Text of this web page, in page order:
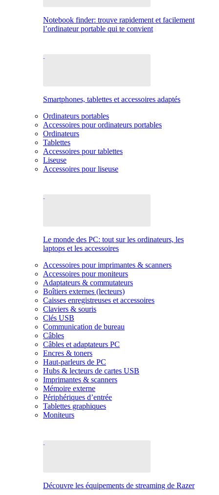
Notebook finder: trouve rapidement et facilement
l’ordinateur portable qui te convient
Smartphones, tablettes et accessoires adaptés
Ordinateurs portables
Accessoires pour ordinateurs portables
Ordinateurs
Tablettes
Accessoires pour tablettes
Liseuse
Accessoires pour liseuse
Le monde des PC: tout sur les ordinateurs, les
laptops et les accessoires
Accessoires pour imprimantes & scanners
Accessoires pour moniteurs
Adaptateurs & commutateurs
Boîtiers externes (lecteurs)
Caisses enregistreuses et accessoires
Claviers & souris
Clés USB
Communication de bureau
Câbles
Câbles et adaptateurs PC
Encres & toners
Haut-parleurs de PC
Hubs & lecteurs de cartes USB
Imprimantes & scanners
Mémoire externe
Périphériques d’entrée
Tablettes graphiques
Moniteurs
Découvre les équipements de streaming de Razer